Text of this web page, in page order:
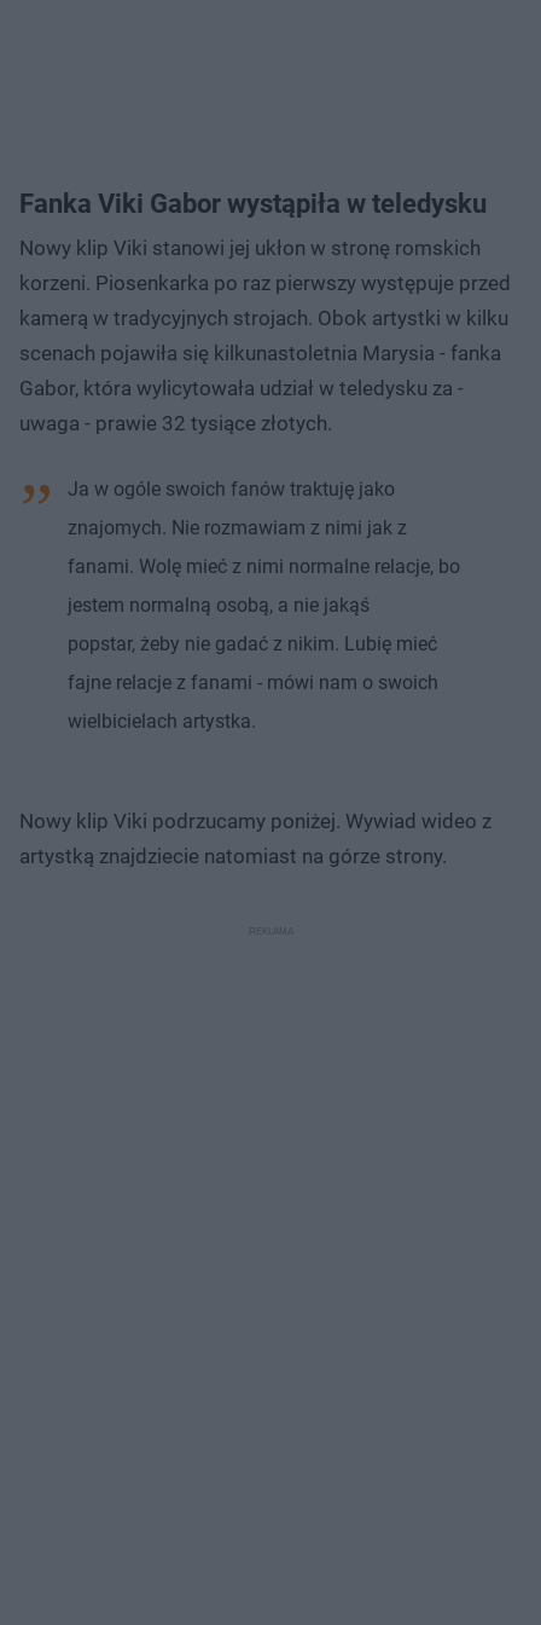
Fanka Viki Gabor wystąpiła w teledysku
Nowy klip Viki stanowi jej ukłon w stronę romskich
korzeni. Piosenkarka po raz pierwszy występuje przed
kamerą w tradycyjnych strojach. Obok artystki w kilku
scenach pojawiła się kilkunastoletnia Marysia - fanka
Gabor, która wylicytowała udział w teledysku za -
uwaga - prawie 32 tysiące złotych.
Ja w ogóle swoich fanów traktuję jako
znajomych. Nie rozmawiam z nimi jak z
fanami. Wolę mieć z nimi normalne relacje, bo
jestem normalną osobą, a nie jakąś
popstar, żeby nie gadać z nikim. Lubię mieć
fajne relacje z fanami - mówi nam o swoich
wielbicielach artystka.
Nowy klip Viki podrzucamy poniżej. Wywiad wideo z
artystką znajdziecie natomiast na górze strony.